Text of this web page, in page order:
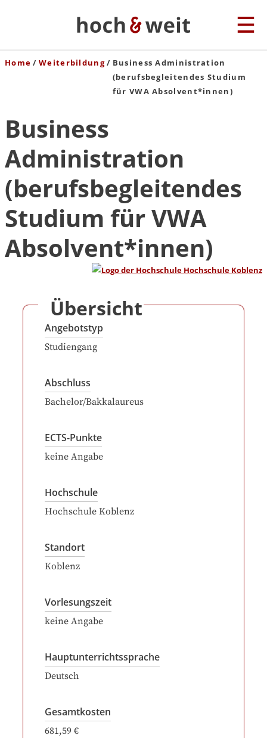
Home Weiterbildung
Business Administration
(berufsbegleitendes Studium
für VWA Absolvent*innen)
Business
Administration
(berufsbegleitendes
Studium für VWA
Absolvent*innen)
Übersicht
Angebotstyp
Studiengang
Abschluss
Bachelor/Bakkalaureus
ECTS-Punkte
keine Angabe
Hochschule
Hochschule Koblenz
Standort
Koblenz
Vorlesungszeit
keine Angabe
Hauptunterrichtssprache
Deutsch
Gesamtkosten
681,59 €